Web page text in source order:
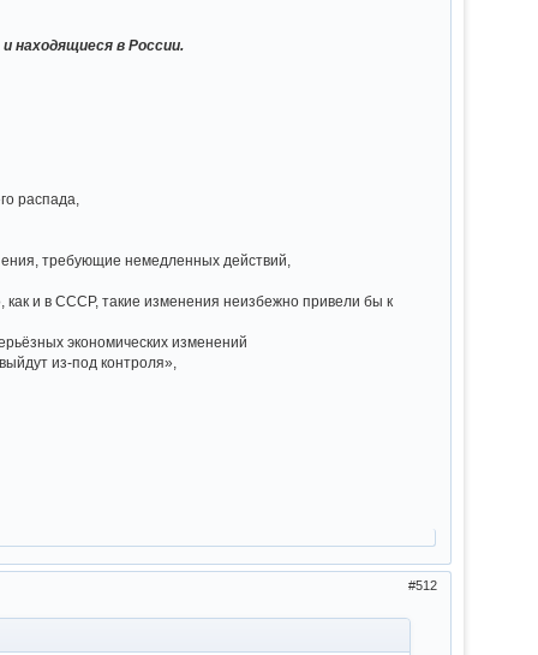
находящиеся в России.
распада,
требующие немедленных действий,
и в СССР, такие изменения неизбежно привели бы к
экономических изменений
из-под контроля»,
512